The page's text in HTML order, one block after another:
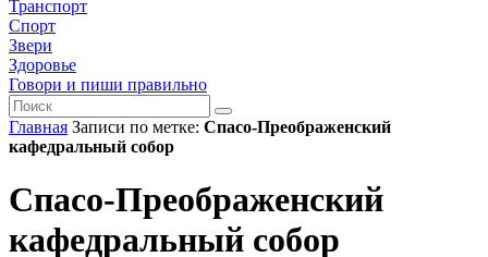
Транспорт
Спорт
Звери
Здоровье
Говори и пиши правильно
Главная Записи по метке: Спасо-Преображенский
кафедральный собор
Спасо-Преображенский
кафедральный собор